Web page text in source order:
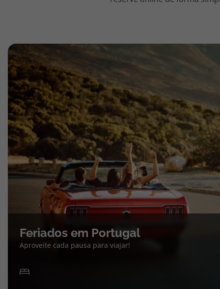
topatlantico@topatlantico.com
Feriados em Portugal
Aproveite cada pausa para viajar!